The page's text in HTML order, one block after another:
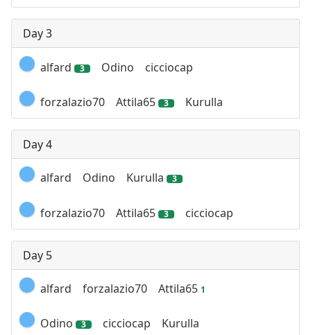
Day 3
alfard 3 Odino cicciocap
forzalazio70 Attila65 3 Kurulla
Day 4
alfard Odino Kurulla 3
forzalazio70 Attila65 3 cicciocap
Day 5
alfard forzalazio70 Attila65 1
Odino 3 cicciocap Kurulla